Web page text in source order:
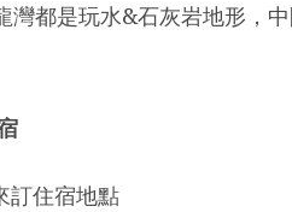
灣都是玩水&石灰岩地形，中
訂住宿地點